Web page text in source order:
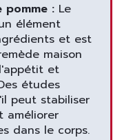
pomme : Le
élément
et est
maison
et
études
peut stabiliser
améliorer
dans le corps.